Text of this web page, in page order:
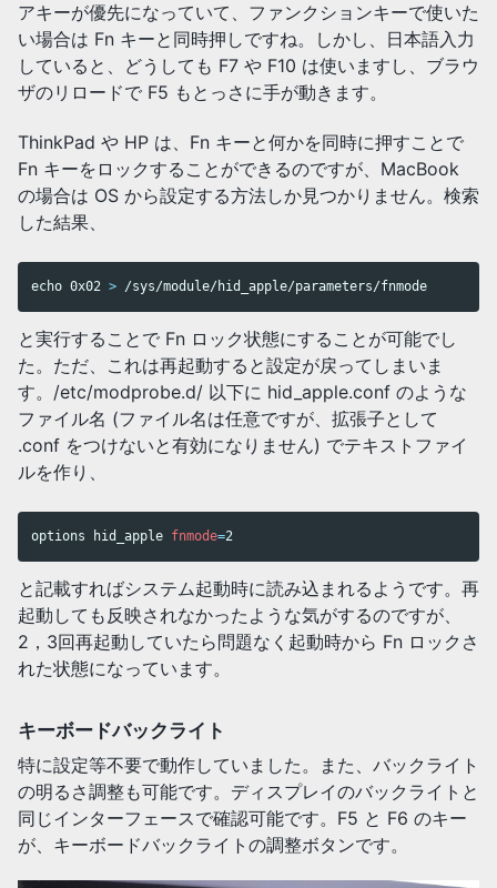
アキーが優先になっていて、ファンクションキーで使いた
い場合は Fn キーと同時押しですね。しかし、日本語入力
していると、どうしても F7 や F10 は使いますし、ブラウ
ザのリロードで F5 もとっさに手が動きます。
ThinkPad や HP は、Fn キーと何かを同時に押すことで
Fn キーをロックすることができるのですが、MacBook
の場合は OS から設定する方法しか見つかりません。検索
した結果、
echo 0x02 > /sys/module/hid_apple/parameters/fnmode
と実行することで Fn ロック状態にすることが可能でし
た。ただ、これは再起動すると設定が戻ってしまいま
す。/etc/modprobe.d/ 以下に hid_apple.conf のような
ファイル名 (ファイル名は任意ですが、拡張子として
.conf をつけないと有効になりません) でテキストファイ
ルを作り、
options hid_apple fnmode=2
と記載すればシステム起動時に読み込まれるようです。再
起動しても反映されなかったような気がするのですが、
2，3回再起動していたら問題なく起動時から Fn ロックさ
れた状態になっています。
キーボードバックライト
特に設定等不要で動作していました。また、バックライト
の明るさ調整も可能です。ディスプレイのバックライトと
同じインターフェースで確認可能です。F5 と F6 のキー
が、キーボードバックライトの調整ボタンです。